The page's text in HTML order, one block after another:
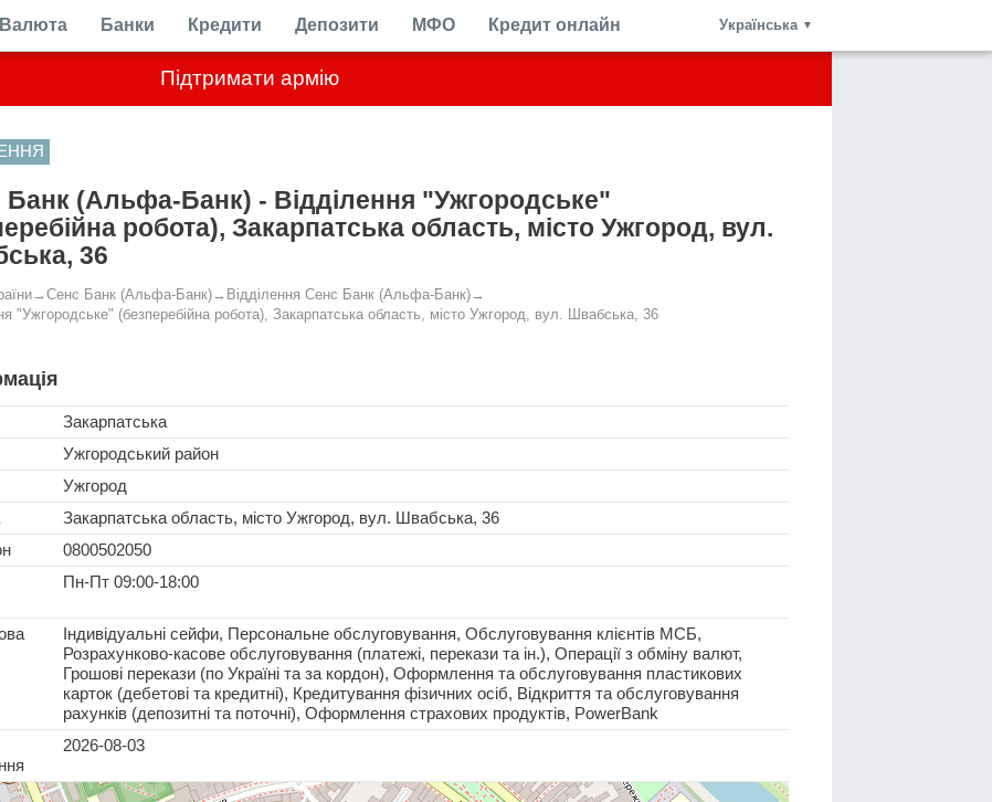
Підтримати армію
Валюта Банки Кредити Депозити МФО Кредит онлайн Українська ▼
Банк (Альфа-Банк) - Відділення "Ужгородське"
робота), Закарпатська область, місто Ужгород, вул.
36
→ Сенс Банк (Альфа-Банк)→ Відділення Сенс Банк (Альфа-Банк)→
"Ужгородське" (безперебійна робота), Закарпатська область, місто Ужгород, вул. Швабська, 36
Закарпатська
Ужгородський район
Ужгород
Закарпатська область, місто Ужгород, вул. Швабська, 36
0800502050
Пн-Пт 09:00-18:00
Індивідуальні сейфи, Персональне обслуговування, Обслуговування клієнтів МСБ,
Розрахунково-касове обслуговування (платежі, перекази та ін.), Операції з обміну валют,
Грошові перекази (по Україні та за кордон), Оформлення та обслуговування пластикових
карток (дебетові та кредитні), Кредитування фізичних осіб, Відкриття та обслуговування
рахунків (депозитні та поточні), Оформлення страхових продуктів, PowerBank
2026-08-03